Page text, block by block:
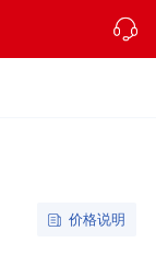
价格说明